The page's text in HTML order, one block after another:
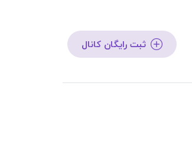
ثبت رایگان کانال